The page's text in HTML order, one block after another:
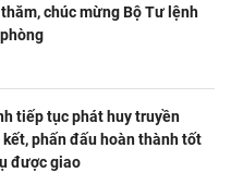
chúc mừng Bộ Tư lệnh
tiếp tục phát huy truyền
phấn đấu hoàn thành tốt
được giao